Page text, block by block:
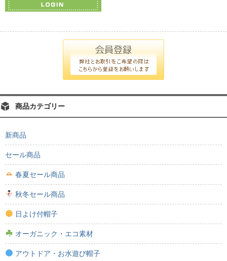
商品カテゴリー
新商品
セール商品
春夏セール商品
秋冬セール商品
日よけ付帽子
オーガニック・エコ素材
アウトドア・お水遊び帽子